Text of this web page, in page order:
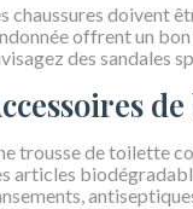
chaussures doivent
offrent un
des sandales
trousse de toilette
articles